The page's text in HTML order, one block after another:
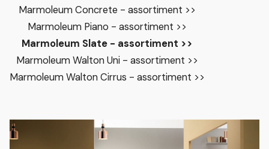
Marmoleum Concrete - assortiment >>
Marmoleum Piano - assortiment >>
Marmoleum Slate - assortiment >>
Marmoleum Walton Uni - assortiment >>
Marmoleum Walton Cirrus - assortiment >>